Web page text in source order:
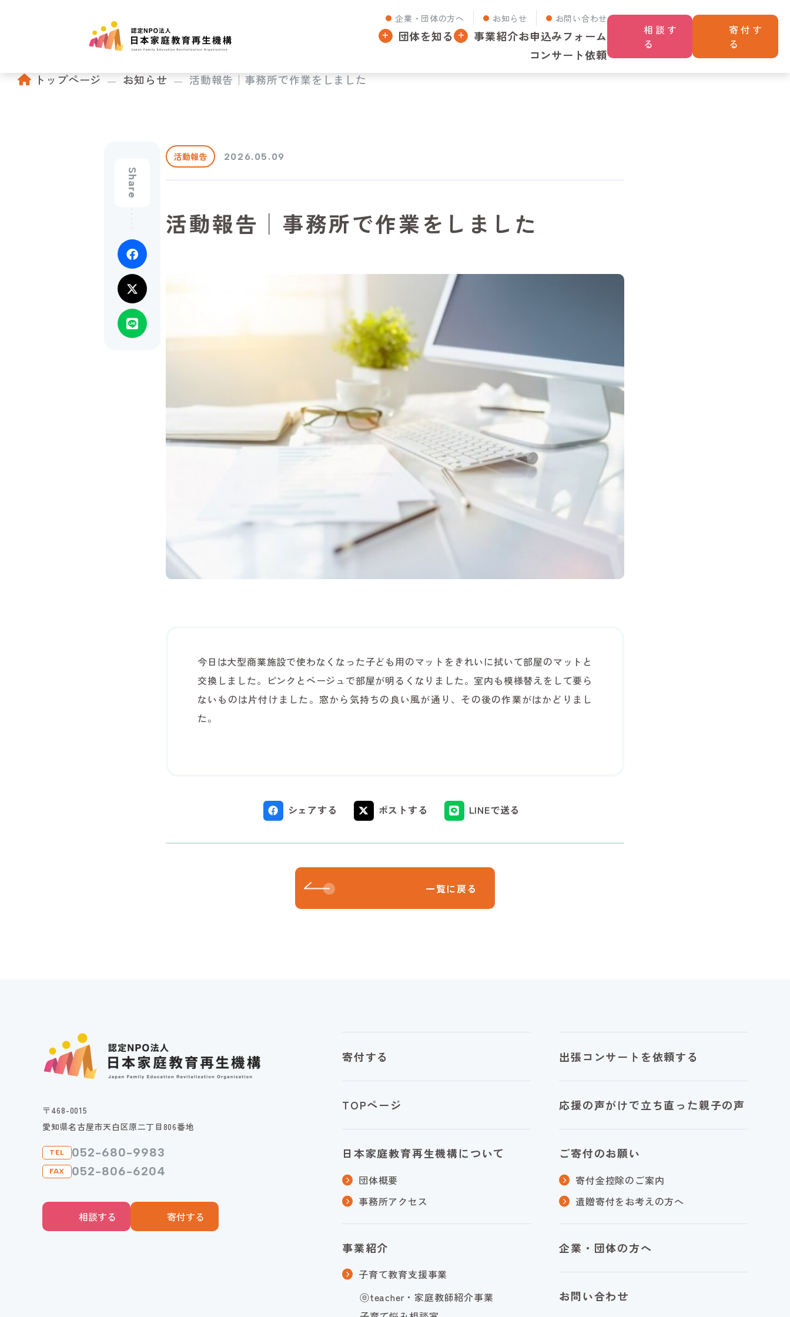
企業・団体の方へ お知らせ お問い合わせ
団体を知る 事業紹介お申込みフォーム
コンサート依頼
相談す
る
寄付す
る
トップページ お知らせ 活動報告│事務所で作業をしました
活動報告 2026.05.09
活動報告│事務所で作業をしました
Share
今日は大型商業施設で使わなくなった子ども用のマットをきれいに拭いて部屋のマットと
交換しました。ピンクとベージュで部屋が明るくなりました。室内も模様替えをして要ら
ないものは片付けました。窓から気持ちの良い風が通り、その後の作業がはかどりまし
た。
シェアする ポストする LINEで送る
一覧に戻る
〒468-0015
愛知県名古屋市天白区原二丁目806番地
TEL 052-680-9983
FAX 052-806-6204
相談する 寄付する
寄付する
TOPページ
日本家庭教育再生機構について
団体概要
事務所アクセス
事業紹介
子育て教育支援事業
ⓔteacher・家庭教師紹介事業
出張コンサートを依頼する
応援の声がけで立ち直った親子の声
ご寄付のお願い
寄付金控除のご案内
遺贈寄付をお考えの方へ
企業・団体の方へ
お問い合わせ